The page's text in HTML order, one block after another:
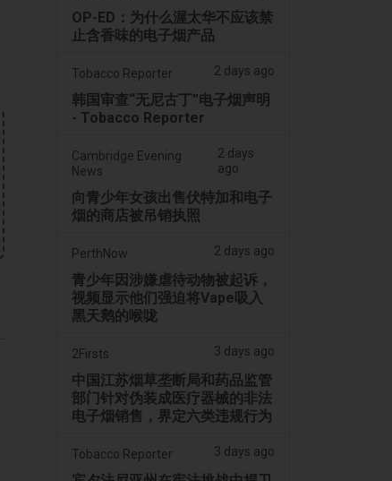
OP-ED：为什么渥太华不应该禁
止含香味的电子烟产品
Tobacco Reporter 2 days ago
韩国审查“无尼古丁”电子烟声明
- Tobacco Reporter
Cambridge Evening
News
2 days
ago
向青少年女孩出售伏特加和电子
烟的商店被吊销执照
PerthNow 2 days ago
青少年因涉嫌虐待动物被起诉，
视频显示他们强迫将Vape吸入
黑天鹅的喉咙
2Firsts 3 days ago
中国江苏烟草垄断局和药品监管
部门针对伪装成医疗器械的非法
电子烟销售，界定六类违规行为
Tobacco Reporter 3 days ago